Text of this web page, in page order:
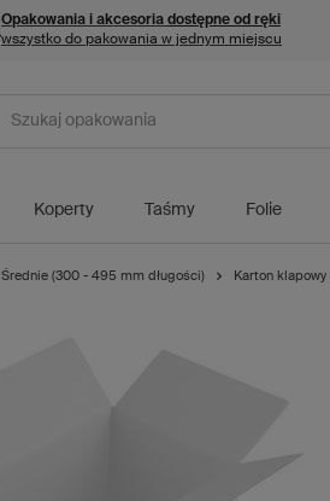
Opakowania i akcesoria dostępne od ręki
wszystko do pakowania w jednym miejscu
Koperty Taśmy Folie
Średnie (300 - 495 mm długości) Karton